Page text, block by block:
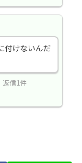
付けないんだ
信1件